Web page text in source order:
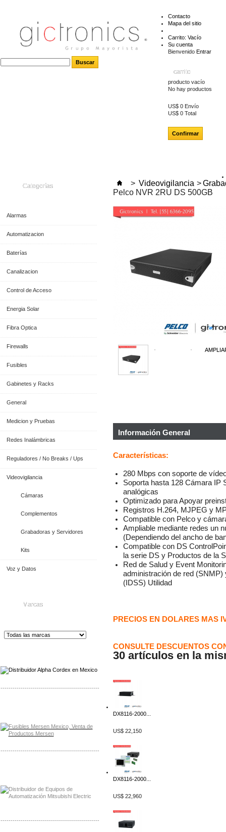
Contacto
Mapa del sitio
Carrito: Vacío
Su cuenta
Bienvenido Entrar
carrito
producto vacío
No hay productos
US$ 0 Envío
US$ 0 Total
Confirmar
Categorías
Alarmas
Automatizacion
Baterías
Canalizacion
Control de Acceso
Energia Solar
Fibra Optica
Firewalls
Fusibles
Gabinetes y Racks
General
Medicion y Pruebas
Redes Inalámbricas
Reguladores / No Breaks / Ups
Videovigilancia
Cámaras
Complementos
Grabadoras y Servidores
Kits
Voz y Datos
Marcas
-------------------------------------------------
-------------------------------------------------
-------------------------------------------------
> Videovigilancia >
Pelco NVR 2RU DS 500GB
Información General
Características:
280 Mbps con soporte de
Soporta hasta 128 Cámara IP
analógicas
Optimizado para Apoyar
Registros H.264, MJPEG y
Compatible con Pelco y
Ampliable mediante redes un
(Dependiendo del ancho de
Compatible con DS
la serie DS y Productos de la
Red de Salud y Event
administración de red
(IDSS) Utilidad
PRECIOS EN DOLARES MAS
CONSULTE DESCUENTOS
30 artículos en la
DX8116-2000...
US$ 22,150
DX8116-2000...
US$ 22,960